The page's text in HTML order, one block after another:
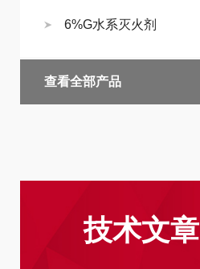
6%G水系灭火剂
查看全部产品
技术文章